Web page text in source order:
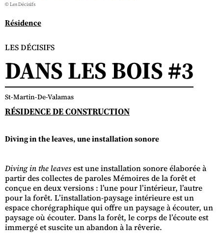
Résidence
LES DÉCISIFS
DANS LES BOIS #3
St-Martin-De-Valamas
RÉSIDENCE DE CONSTRUCTION
Diving in the leaves, une installation sonore
Diving in the leavesest une installation sonore élaborée à
partir des collectes de paroles Mémoires de la forêt et
conçue en deux versions : l’une pour l’intérieur, l’autre
pour la forêt. L’installation-paysage intérieure est un
espace chorégraphique qui offre un paysage à écouter, un
paysage où écouter. Dans la forêt, le corps de l’écoute est
immergé et suscite un abandon à la rêverie.
© Les Décisifs